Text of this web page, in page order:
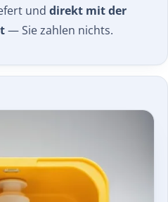
unddirekt mit der
— Sie zahlen nichts.